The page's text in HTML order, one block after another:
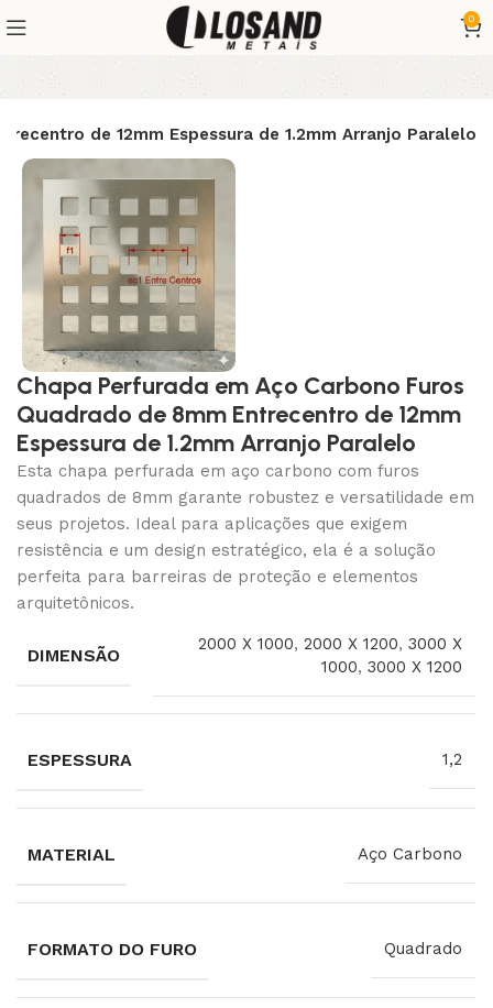
0
de 12mm Espessura de 1.2mm Arranjo Paralelo
Chapa Perfurada em Aço Carbono Furos
Quadrado de 8mm Entrecentro de 12mm
Espessura de 1.2mm Arranjo Paralelo
Esta chapa perfurada em aço carbono com furos
quadrados de 8mm garante robustez e versatilidade em
seus projetos. Ideal para aplicações que exigem
resistência e um design estratégico, ela é a solução
perfeita para barreiras de proteção e elementos
arquitetônicos.
DIMENSÃO
2000 X 1000,2000 X 1200,3000 X
1000,3000 X 1200
ESPESSURA 1,2
MATERIAL Aço Carbono
FORMATO DO FURO Quadrado